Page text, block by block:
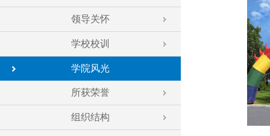
领导关怀
学校校训
学院风光
所获荣誉
组织结构